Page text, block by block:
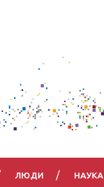
ЛЮДИ НАУКА